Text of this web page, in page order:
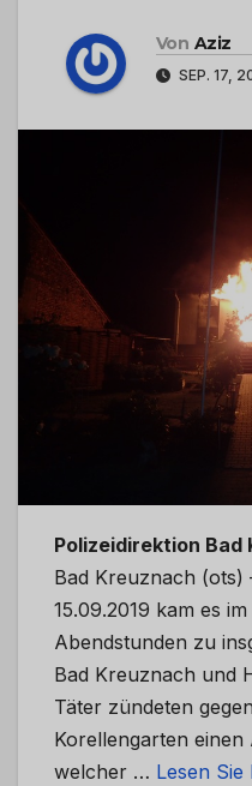
Von Aziz
SEP. 17,
Polizeidirektion Bad
Bad Kreuznach (ots)
15.09.2019 kam es
Abendstunden zu
Bad Kreuznach und
Täter zündeten
Korellengarten
welcher … Lesen